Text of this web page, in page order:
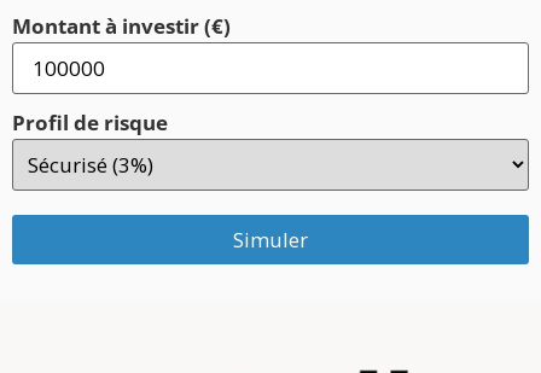
Montant à investir (€)
Profil de risque
Simuler